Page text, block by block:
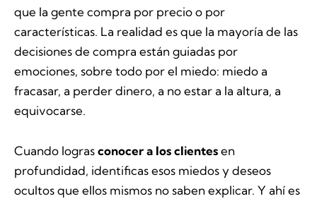
que la gente compra por precio o por
características. La realidad es que la mayoría de las
decisiones de compra están guiadas por
emociones, sobre todo por el miedo: miedo a
fracasar, a perder dinero, a no estar a la altura, a
equivocarse.
Cuando lograsconocer a los clientesen
profundidad, identificas esos miedos y deseos
ocultos que ellos mismos no saben explicar. Y ahí es